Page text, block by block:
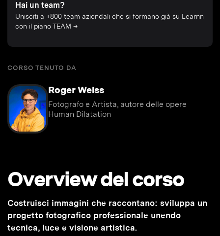
Hai un team?
Unisciti a +800 team aziendali che si formano già su Learnn
con il piano TEAM →
CORSO TENUTO DA
Roger Weiss
Fotografo e Artista, autore delle opere
Human Dilatation
Overview del corso
Costruisci immagini che raccontano: sviluppa un
progetto fotografico professionale unendo
tecnica, luce e visione artistica.